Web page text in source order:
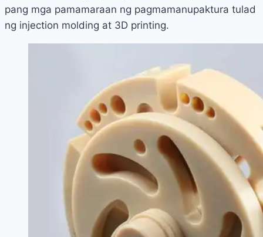
pang mga pamamaraan ng pagmamanupaktura tulad
ng injection molding at 3D printing.